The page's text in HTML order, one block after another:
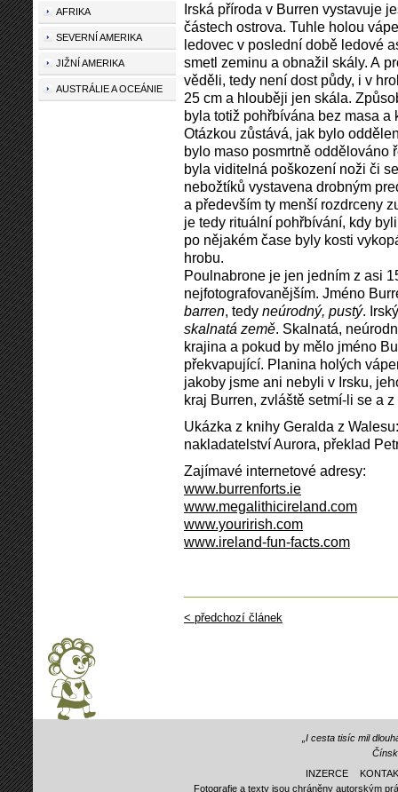
Irská příroda v Burren vystavuje
částech ostrova. Tuhle holou
ledovec v poslední době ledové
smetl zeminu a obnažil skály. A
věděli, tedy není dost půdy, i v
25 cm a hlouběji jen skála.
byla totiž pohřbívána bez masa
Otázkou zůstává, jak bylo
bylo maso posmrtně oddělováno
byla viditelná poškození noži či
nebožtíků vystavena drobným
a především ty menší rozdrceny
je tedy rituální pohřbívání, kdy
po nějakém čase byly kosti
hrobu.
Poulnabrone je jen jedním z asi
nejfotografova­nějším. Jméno
barren, tedy neúrodný, pustý.
skalnatá země. Skalnatá,
krajina a pokud by mělo jméno
překvapující. Planina holých
jakoby jsme ani nebyli v Irsku,
kraj Burren, zvláště setmí-li se a
Ukázka z knihy Geralda z Walesu:
nakladatelství Aurora, překlad
Zajímavé internetové adresy:
www.burrenforts.ie
www.megalithicireland.com
www.yourirish.com
www.ireland-fun-facts.com
< předchozí článek
AFRIKA
SEVERNÍ AMERIKA
JIŽNÍ AMERIKA
AUSTRÁLIE A OCEÁNIE
„I cesta tisíc mil
INZERCE
Fotografie a texty jsou chráněny autorským